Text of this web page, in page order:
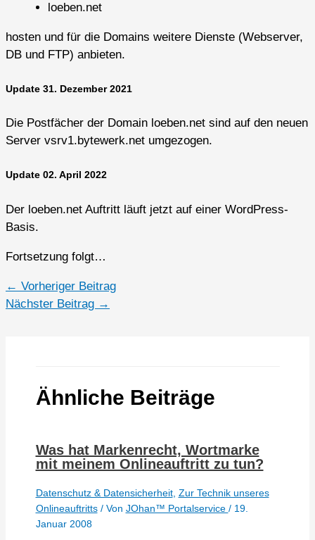
loeben.net
hosten und für die Domains weitere Dienste (Webserver,
DB und FTP) anbieten.
Update 31. Dezember 2021
Die Postfächer der Domain loeben.net sind auf den neuen
Server vsrv1.bytewerk.net umgezogen.
Update 02. April 2022
Der loeben.net Auftritt läuft jetzt auf einer WordPress-
Basis.
Fortsetzung folgt…
← Vorheriger Beitrag
Nächster Beitrag →
Ähnliche Beiträge
Was hat Markenrecht, Wortmarke
mit meinem Onlineauftritt zu tun?
Datenschutz & Datensicherheit, Zur Technik unseres
Onlineauftritts/ Von JOhan™ Portalservice / 19.
Januar 2008